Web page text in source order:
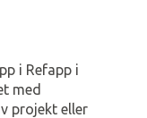
i Refapp i
med
projekt eller